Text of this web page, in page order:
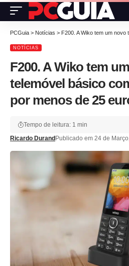
PCGuia > Notícias > F200. A Wiko tem um novo telemóvel
NOTÍCIAS
F200. A Wiko tem
telemóvel básico
por menos de 25
Ricardo Durand Publicado em 24 de
Tempo de leitura: 1 min